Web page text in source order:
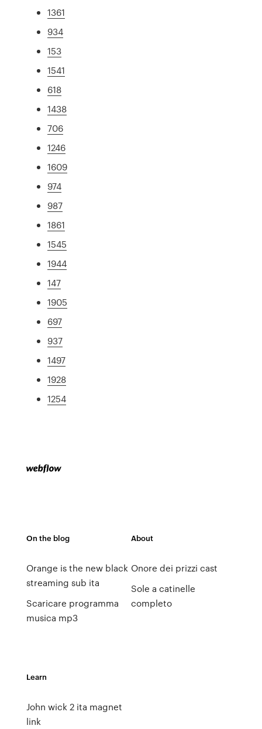
1361
934
153
1541
618
1438
706
1246
1609
974
987
1861
1545
1944
147
1905
697
937
1497
1928
1254
On the blog
Orange is the new black
streaming sub ita
Scaricare programma
musica mp3
About
Onore dei prizzi cast
Sole a catinelle
completo
Learn
John wick 2 ita magnet
link